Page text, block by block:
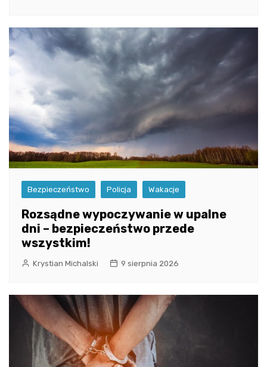
Bezpieczeństwo Policja Wakacje
Rozsądne wypoczywanie w upalne
dni – bezpieczeństwo przede
wszystkim!
Krystian Michalski 9 sierpnia 2026